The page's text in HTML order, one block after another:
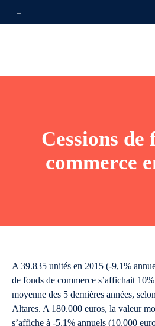
Cessions de
commerce
A 39.835 unités en 2015 (-9,1%
de fonds de commerce s’affichait
moyenne des 5 dernières années,
Altares. A 180.000 euros, la valeur
s’affiche à -5,1% annuels (10.000